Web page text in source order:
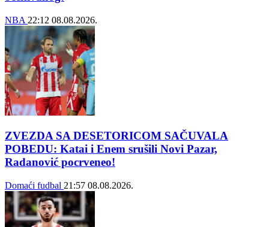
NBA 22:12 08.08.2026.
ZVEZDA SA DESETORICOM SAČUVALA
POBEDU: Katai i Enem srušili Novi Pazar,
Radanović pocrveneo!
Domaći fudbal 21:57 08.08.2026.